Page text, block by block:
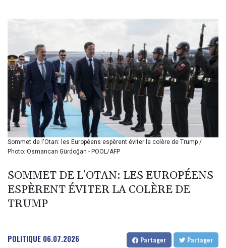
BMD 1.155801
BOB 13.69586
BRL 5.875747
BSD 1.152352
BTN 109.656854
BWP 15.554298
BYN 3.431363
BYR 22653.692413
BZD 2.317599
CAD 1.612515
CDF 2614.996978
CHF 0.934118
CLP 1055.246154
CNY 7.798879
CUC 1.155801
CUP 30.628717
Sommet de l'Otan: les Européens espèrent éviter la colère de Trump /
Photo: Osmancan Gürdoğan - POOL/AFP
SOMMET DE L'OTAN: LES EUROPÉENS
ESPÈRENT ÉVITER LA COLÈRE DE
TRUMP
POLITIQUE 06.07.2026 Partager Partager